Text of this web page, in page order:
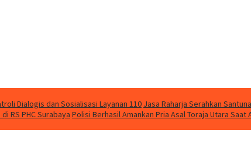
Dialogis dan Sosialisasi Layanan 110 Jasa Raharja Serahkan
RS PHC Surabaya Polisi Berhasil Amankan Pria Asal Toraja Utara Saat